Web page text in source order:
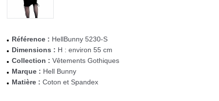
Référence : HellBunny 5230-S
Dimensions : H : environ 55 cm
Collection : Vêtements Gothiques
Marque : Hell Bunny
Matière : Coton et Spandex